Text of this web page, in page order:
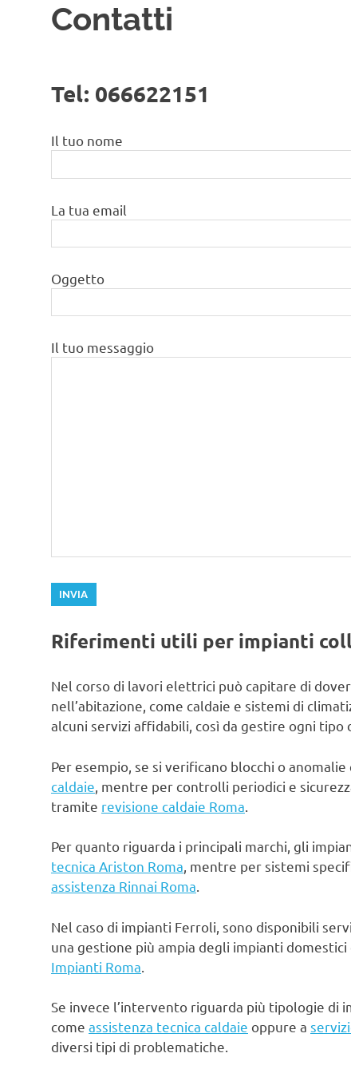
Contatti
Tel: 066622151
Il tuo nome
La tua email
Oggetto
Il tuo messaggio
Riferimenti utili per impianti
Nel corso di lavori elettrici può capitare di
nell’abitazione, come caldaie e sistemi di
alcuni servizi affidabili, così da gestire ogni tipo
Per esempio, se si verificano blocchi o
caldaie , mentre per controlli periodici e
tramite revisione caldaie Roma
Per quanto riguarda i principali marchi, gli
tecnica Ariston Roma , mentre per sistemi
assistenza Rinnai Roma
Nel caso di impianti Ferroli, sono disponibili
una gestione più ampia degli impianti
Impianti Roma
Se invece l’intervento riguarda più tipologie di
come assistenza tecnica caldaie oppure a
diversi tipi di problematiche.